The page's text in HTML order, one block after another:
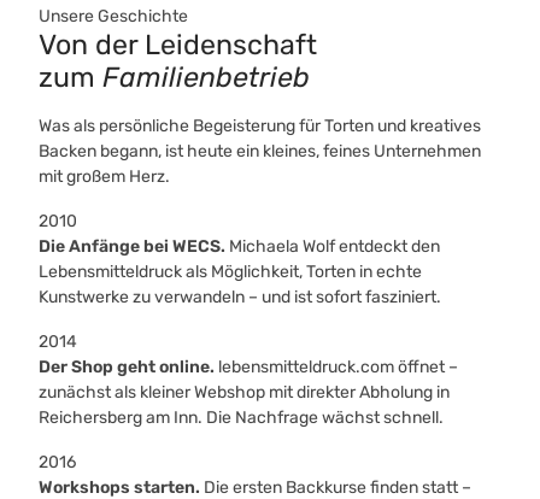
Unsere Geschichte
Von der Leidenschaft
zum Familienbetrieb
Was als persönliche Begeisterung für Torten und kreatives
Backen begann, ist heute ein kleines, feines Unternehmen
mit großem Herz.
2010
Die Anfänge bei WECS. Michaela Wolf entdeckt den
Lebensmitteldruck als Möglichkeit, Torten in echte
Kunstwerke zu verwandeln – und ist sofort fasziniert.
2014
Der Shop geht online. lebensmitteldruck.com öffnet –
zunächst als kleiner Webshop mit direkter Abholung in
Reichersberg am Inn. Die Nachfrage wächst schnell.
2016
Workshops starten. Die ersten Backkurse finden statt –